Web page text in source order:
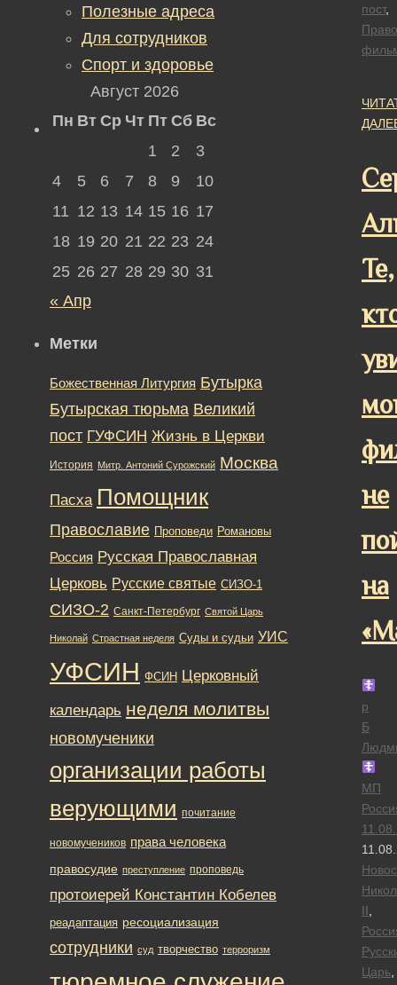
пост,
Те,
не
на
р
Б
МП
II
Царь
Полезные адреса
Для сотрудников
Спорт и здоровье
Август 2026
Пн Вт Ср Чт Пт Сб Вс
1
2
3
4
5 6 7 8 9
10
11 12 13 14 15 16 17
18 19 20 21 22 23 24
25 26 27 28 29 30 31
« Апр
Метки
Божественная Литургия Бутырка
Бутырская тюрьма Великий
пост ГУФСИН Жизнь в Церкви
История Митр. Антоний Сурожский Москва
Пасха Помощник
Православие Проповеди Романовы
Россия Русская Православная
Церковь Русские святые СИЗО-1
СИЗО-2 Санкт-Петербург Святой Царь
Николай Страстная неделя Суды и судьи УИС
УФСИН ФСИН Церковный
календарь неделя молитвы
новомученики
организации работы
верующими почитание
новомучеников права человека
правосудие преступление проповедь
протоиерей Константин Кобелев
реадаптация ресоциализация
сотрудники суд творчество терроризм